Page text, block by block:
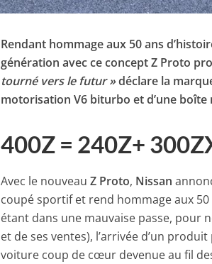
Rendant hommage aux 50 ans
génération avec ce concept Z Proto
tourné vers le futur »déclare la
motorisation V6 biturbo et d’une boîte
400Z = 240Z+
Avec le nouveauZ Proto, Nissan
coupé sportif et rend hommage aux
étant dans une mauvaise passe, pour
et de ses ventes), l’arrivée d’un
voiture coup de cœur devenue au fil